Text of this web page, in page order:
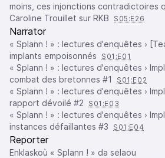
moins, ces injonctions contradictoires
Caroline Trouillet sur RKB
S05:E26
Narrator
« Splann ! » : lectures d'enquêtes ›
implants empoisonnés
S01:E01
« Splann ! » : lectures d'enquêtes ›
combat des bretonnes #1
S01:E02
« Splann ! » : lectures d'enquêtes ›
rapport dévoilé #2
S01:E03
« Splann ! » : lectures d'enquêtes ›
instances défaillantes #3
S01:E04
Reporter
Enklaskoù « Splann ! » da selaou